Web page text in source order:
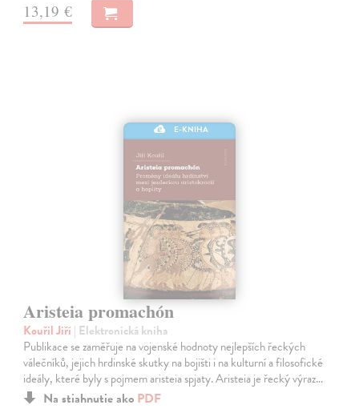
13,19 €
E-KNIHA
Aristeia promachón
Kouřil Jiří | Elektronická kniha
Publikace se zaměřuje na vojenské hodnoty nejlepších řeckých
válečníků, jejich hrdinské skutky na bojišti i na kulturní a filosofické
ideály, které byly s pojmem aristeia spjaty. Aristeia je řecký výraz…
Na stiahnutie ako PDF